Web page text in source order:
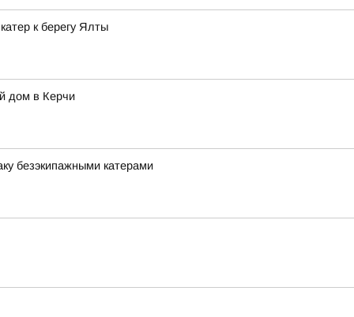
к берегу Ялты
дом в Керчи
безэкипажными катерами